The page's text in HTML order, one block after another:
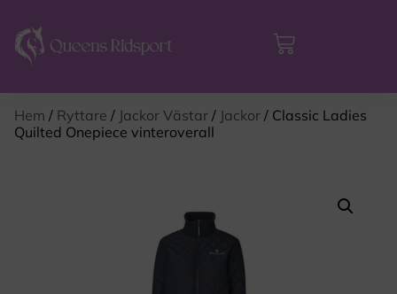
Hem / Ryttare / Jackor Västar / Jackor / Classic Ladies
Quilted Onepiece vinteroverall